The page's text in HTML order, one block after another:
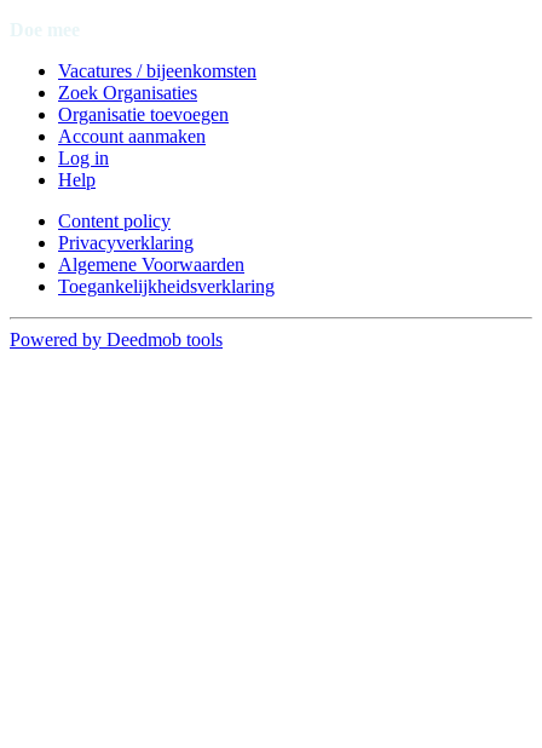
Vacatures / bijeenkomsten
Zoek Organisaties
Organisatie toevoegen
Account aanmaken
Log in
Help
Content policy
Privacyverklaring
Algemene Voorwaarden
Toegankelijkheidsverklaring
Powered by Deedmob tools